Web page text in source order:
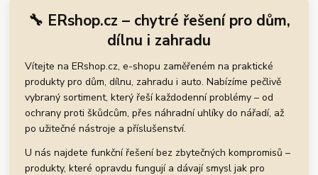
🔧 ERshop.cz – chytré řešení pro dům,
dílnu i zahradu
Vítejte na ERshop.cz, e-shopu zaměřeném na praktické
produkty pro dům, dílnu, zahradu i auto. Nabízíme pečlivě
vybraný sortiment, který řeší každodenní problémy – od
ochrany proti škůdcům, přes náhradní uhlíky do nářadí, až
po užitečné nástroje a příslušenství.
U nás najdete funkční řešení bez zbytečných kompromisů –
produkty, které opravdu fungují a dávají smysl jak pro